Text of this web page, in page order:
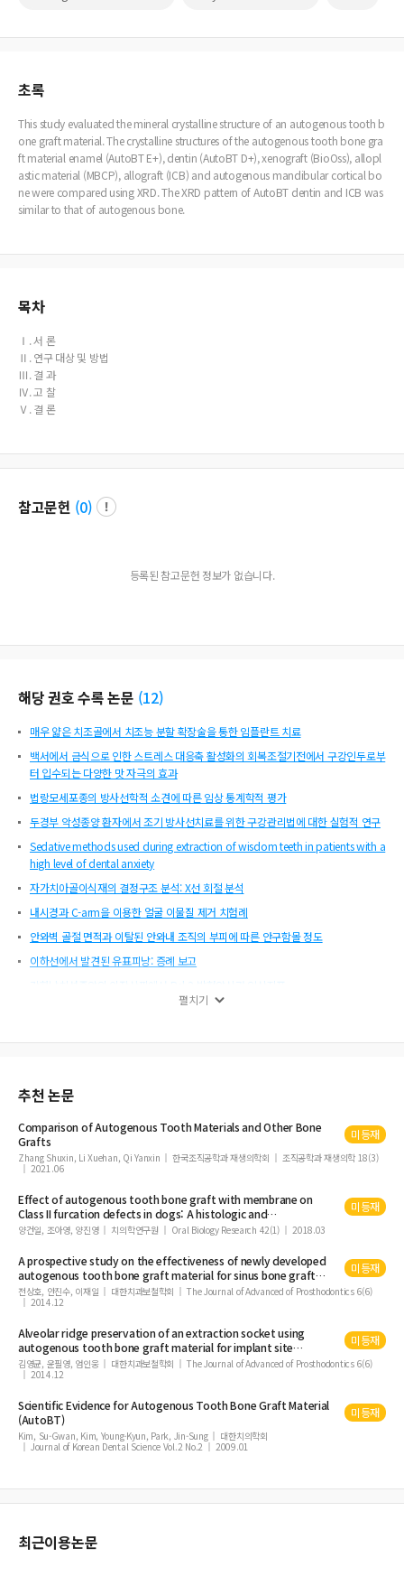
초록
This study evaluated the mineral crystalline structure of an autogenous tooth b
one graft material. The crystalline structures of the autogenous tooth bone gra
ft material enamel (AutoBT E+), dentin (AutoBT D+), xenograft (BioOss), allopl
astic material (MBCP), allograft (ICB) and autogenous mandibular cortical bo
ne were compared using XRD. The XRD pattern of AutoBT dentin and ICB was
similar to that of autogenous bone.
목차
Ⅰ. 서 론
Ⅱ. 연구 대상 및 방법
Ⅲ. 결 과
Ⅳ. 고 찰
Ⅴ. 결 론
참고문헌 (0)
등록된 참고문헌 정보가 없습니다.
해당 권호 수록 논문 (12)
매우 얇은 치조골에서 치조능 분할 확장술을 통한 임플란트 치료
백서에서 금식으로 인한 스트레스 대응축 활성화의 회복조절기전에서 구강인두로부
터 입수되는 다양한 맛 자극의 효과
법랑모세포종의 방사선학적 소견에 따른 임상 통계학적 평가
두경부 악성종양 환자에서 조기 방사선치료를 위한 구강관리법에 대한 실험적 연구
Sedative methods used during extraction of wisdom teeth in patients with a
high level of dental anxiety
자가치아골이식재의 결정구조 분석: X선 회절 분석
내시경과 C-arm을 이용한 얼굴 이물질 제거 치험례
안와벽 골절 면적과 이탈된 안와내 조직의 부피에 따른 안구함몰 정도
이하선에서 발견된 유표피낭: 증례 보고
각화낭치성종양의 이장상피에서 Bcl-2 발현양상과 임상지표
구강재건을 위한 족배동맥피판의 해부학적 고찰
펼치기
추천 논문
Comparison ofAutogenous ToothMaterials and OtherBone
Grafts
미등재
Zhang Shuxin, Li Xuehan, Qi Yanxin 한국조직공학과 재생의학회
조직공학과 재생의학 18(3)
2021.06
Effect ofautogenous toothbonegraft with membrane on
Class II furcation defects in dogs: A histologic and
histomorphometric study
미등재
양건일, 조아영, 양진영 치의학연구원 Oral Biology Research 42(1) 2018.03
A prospective study on the effectiveness of newly developed
autogenous toothbonegraft material for sinus bonegraft
procedure
미등재
전상호, 안진수, 이재일 대한치과보철학회
The Journal of Advanced of Prosthodontics 6(6)
2014.12
Alveolar ridge preservation of an extraction socket using
autogenous toothbonegraft material for implant site
development: prospective case series
미등재
김영균, 윤필영, 엄인웅 대한치과보철학회
The Journal of Advanced of Prosthodontics 6(6)
2014.12
Scientific Evidence forAutogenous ToothBoneGraft Material
(AutoBT)
미등재
Kim, Su-Gwan, Kim, Young-Kyun, Park, Jin-Sung
대한치의학회
Journal of Korean Dental Science Vol.2 No.2
2009.01
최근이용논문